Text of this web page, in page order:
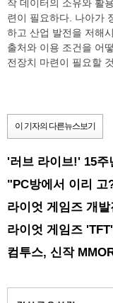
작 데이터의 소유와 활
련이 필요하다. 나아가
하고 산업 발전을 저해
출처와 이용 조건을 어
전장치 마련이 필요할
이 기자의 다른뉴스보기
'러브 라이브!' 15
"PC방에서 이리
라이엇 게임즈 개
라이엇 게임즈
컴투스, 신작